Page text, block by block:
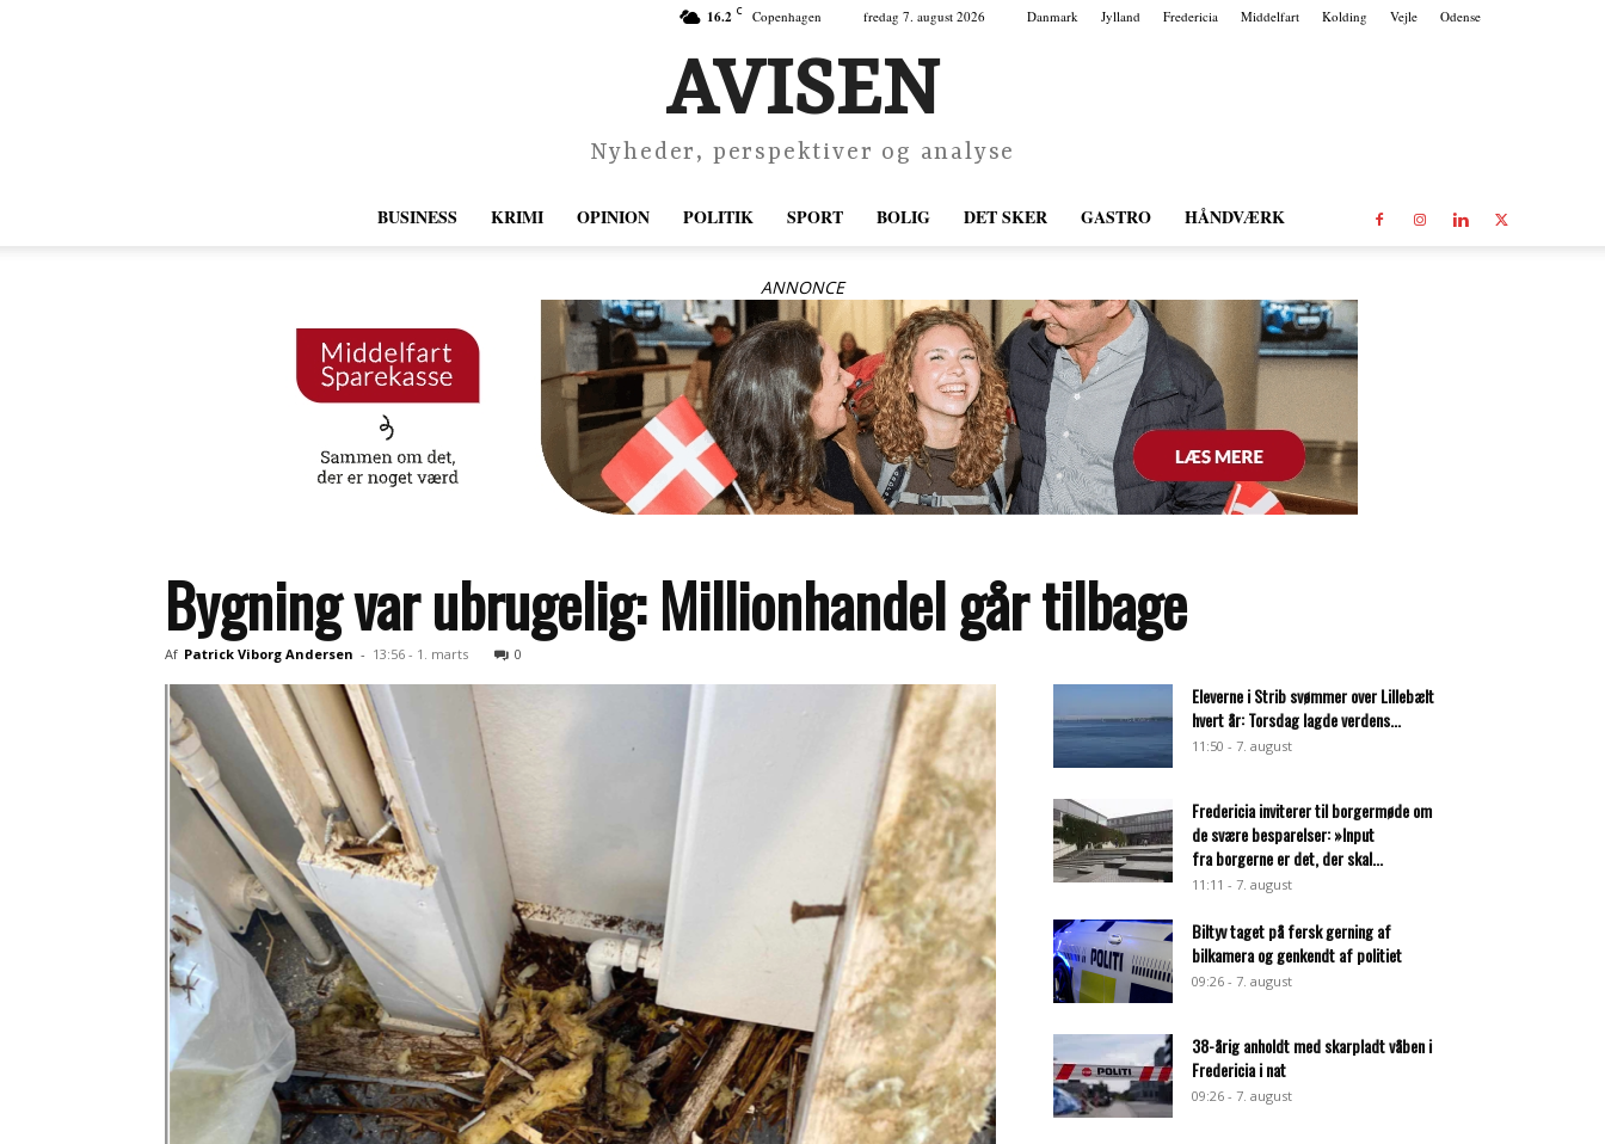
16.2 C Copenhagen fredag 7. august 2026 Danmark Jylland Fredericia Middelfart Kolding Vejle Odense
AVISEN
Nyheder, perspektiver og analyse
BUSINESS KRIMI OPINION POLITIK SPORT BOLIG DET SKER GASTRO HÅNDVÆRK
ANNONCE
Bygning var ubrugelig: Millionhandel går tilbage
Af Patrick Viborg Andersen - 13:56 - 1. marts 0
Eleverne i Strib svømmer over Lillebælt
hvert år: Torsdag lagde verdens...
11:50 - 7. august
Fredericia inviterer til borgermøde om
de svære besparelser: »Input
fra borgerne er det, der skal...
11:11 - 7. august
Biltyv taget på fersk gerning af
bilkamera og genkendt af politiet
09:26 - 7. august
38-årig anholdt med skarpladt våben i
Fredericia i nat
09:26 - 7. august